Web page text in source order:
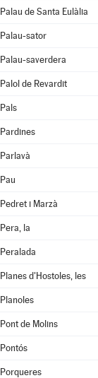
Palau de Santa Eulàlia
Palau-sator
Palau-saverdera
Palol de Revardit
Pals
Pardines
Parlavà
Pau
Pedret i Marzà
Pera, la
Peralada
Planes d'Hostoles, les
Planoles
Pont de Molins
Pontós
Porqueres